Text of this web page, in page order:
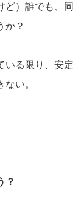
ど）誰でも、同
か？
いる限り、安定
い。
？